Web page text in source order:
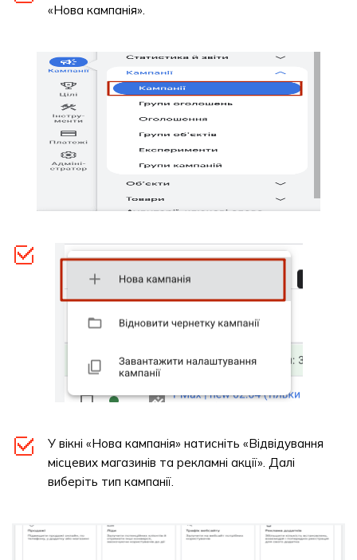
«Нова кампанія».
У вікні «Нова кампанія» натисніть «Відвідування
місцевих магазинів та рекламні акції». Далі
виберіть тип кампанії.